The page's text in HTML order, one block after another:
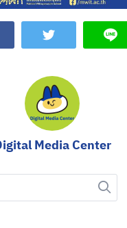
Media Center